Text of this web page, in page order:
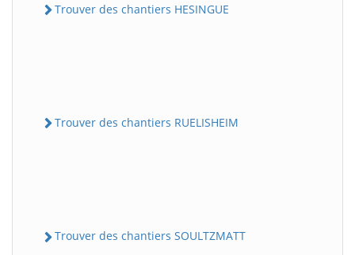
Trouver des chantiers HESINGUE
Trouver des chantiers RUELISHEIM
Trouver des chantiers SOULTZMATT